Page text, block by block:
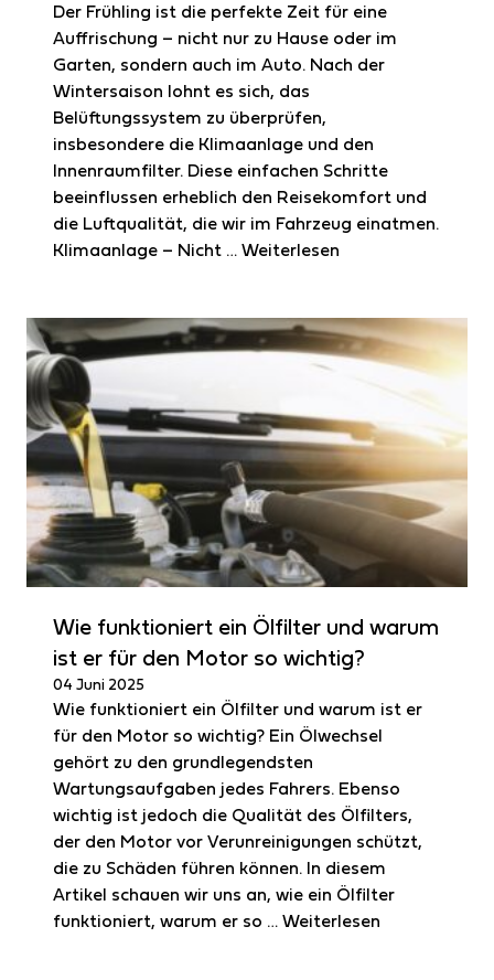
Der Frühling ist die perfekte Zeit für eine
Auffrischung – nicht nur zu Hause oder im
Garten, sondern auch im Auto. Nach der
Wintersaison lohnt es sich, das
Belüftungssystem zu überprüfen,
insbesondere die Klimaanlage und den
Innenraumfilter. Diese einfachen Schritte
beeinflussen erheblich den Reisekomfort und
die Luftqualität, die wir im Fahrzeug einatmen.
Klimaanlage – Nicht … Weiterlesen
Wie funktioniert ein Ölfilter und warum
ist er für den Motor so wichtig?
04 Juni 2025
Wie funktioniert ein Ölfilter und warum ist er
für den Motor so wichtig? Ein Ölwechsel
gehört zu den grundlegendsten
Wartungsaufgaben jedes Fahrers. Ebenso
wichtig ist jedoch die Qualität des Ölfilters,
der den Motor vor Verunreinigungen schützt,
die zu Schäden führen können. In diesem
Artikel schauen wir uns an, wie ein Ölfilter
funktioniert, warum er so … Weiterlesen